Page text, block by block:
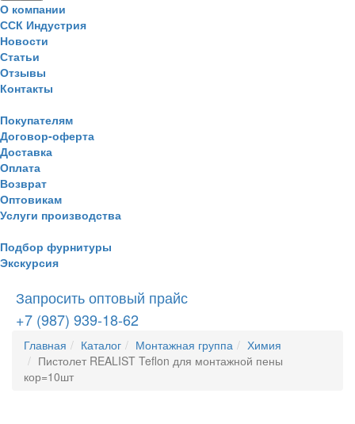
О компании
ССК Индустрия
Новости
Статьи
Отзывы
Контакты
Покупателям
Договор-оферта
Доставка
Оплата
Возврат
Оптовикам
Услуги производства
Подбор фурнитуры
Экскурсия
Запросить оптовый прайс
+7 (987) 939-18-62
Главная Каталог Монтажная группа
Химия
Пистолет REALIST Teflon для монтажной пены
кор=10шт